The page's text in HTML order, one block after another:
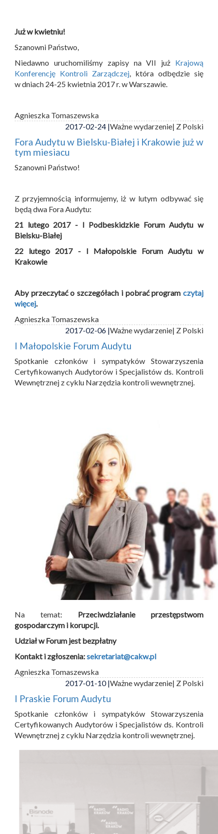
Już w kwietniu!
Szanowni Państwo,
Niedawno uruchomiliśmy zapisy na VII już Krajową
Konferencję Kontroli Zarządczej , która odbędzie się
w dniach 24-25 kwietnia 2017 r. w Warszawie.
Agnieszka Tomaszewska
2017-02-24 |Ważne wydarzenie| Z Polski
Fora Audytu w Bielsku-Białej i Krakowie już w
tym miesiacu
Szanowni Państwo!
Z przyjemnością informujemy, iż w lutym odbywać się
będą dwa Fora Audytu:
21 lutego 2017 - I Podbeskidzkie Forum Audytu w
Bielsku-Białej
22 lutego 2017 - I Małopolskie Forum Audytu w
Krakowie
Aby przeczytać o szczegółach i pobrać program czytaj
więcej.
Agnieszka Tomaszewska
2017-02-06 |Ważne wydarzenie| Z Polski
I Małopolskie Forum Audytu
Spotkanie członków i sympatyków Stowarzyszenia
Certyfikowanych Audytorów i Specjalistów ds. Kontroli
Wewnętrznej z cyklu Narzędzia kontroli wewnętrznej.
Na temat: Przeciwdziałanie przestępstwom
gospodarczym i korupcji.
Udział w Forum jest bezpłatny
Kontakt i zgłoszenia:sekretariat@cakw.pl
Agnieszka Tomaszewska
2017-01-10 |Ważne wydarzenie| Z Polski
I Praskie Forum Audytu
Spotkanie członków i sympatyków Stowarzyszenia
Certyfikowanych Audytorów i Specjalistów ds. Kontroli
Wewnętrznej z cyklu Narzędzia kontroli wewnętrznej.